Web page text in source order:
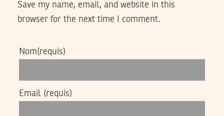
Save my name, email, and website in this
browser for the next time I comment.
Nom(requis)
Email (requis)